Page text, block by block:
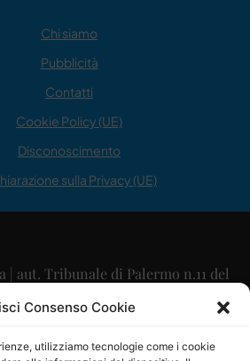
Consenso Cookie
utilizziamo tecnologie come i cookie
Chi siamo
Pubblicità
Contatti
Cookie Policy (UE)
Disconoscimento
sulla Privacy (UE)
aut. Tribunale di Palermo n.11 del
29/09/2015